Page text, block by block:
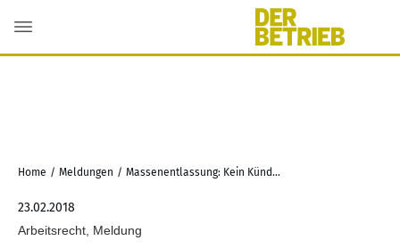
Home / Meldungen / Massenentlassung: Kein Kündigungsschutz für Schwangere
23.02.2018
Arbeitsrecht, Meldung